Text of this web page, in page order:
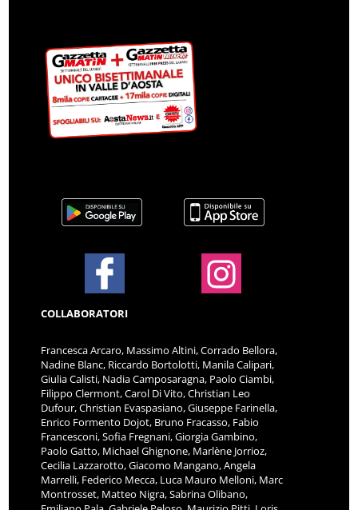
COLLABORATORI
Francesca Arcaro, Massimo Altini, Corrado Bellora,
Nadine Blanc, Riccardo Bortolotti, Manila Calipari,
Giulia Calisti, Nadia Camposaragna, Paolo Ciambi,
Filippo Clermont, Carol Di Vito, Christian Leo
Dufour, Christian Evaspasiano, Giuseppe Farinella,
Enrico Formento Dojot, Bruno Fracasso, Fabio
Francesconi, Sofia Fregnani, Giorgia Gambino,
Paolo Gatto, Michael Ghignone, Marlène Jorrioz,
Cecilia Lazzarotto, Giacomo Mangano, Angela
Marrelli, Federico Mecca, Luca Mauro Melloni, Marc
Montrosset, Matteo Nigra, Sabrina Olibano,